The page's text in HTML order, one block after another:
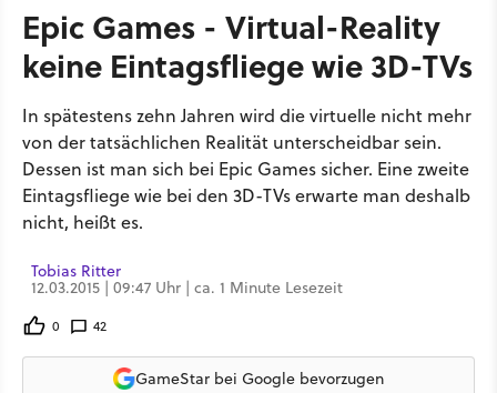
Epic Games - Virtual-Reality
keine Eintagsfliege wie 3D-TVs
In spätestens zehn Jahren wird die virtuelle nicht mehr
von der tatsächlichen Realität unterscheidbar sein.
Dessen ist man sich bei Epic Games sicher. Eine zweite
Eintagsfliege wie bei den 3D-TVs erwarte man deshalb
nicht, heißt es.
Tobias Ritter
12.03.2015 | 09:47 Uhr | ca. 1 Minute Lesezeit
0 42
GameStar bei Google bevorzugen